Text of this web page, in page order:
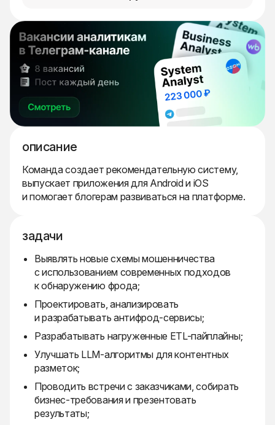
описание
Команда создает рекомендательную систему,
выпускает приложения для Android и iOS
и помогает блогерам развиваться на платформе.
задачи
Выявлять новые схемы мошенничества
с использованием современных подходов
к обнаружению фрода;
Проектировать, анализировать
и разрабатывать антифрод-сервисы;
Разрабатывать нагруженные ETL-пайплайны;
Улучшать LLM-алгоритмы для контентных
разметок;
Проводить встречи с заказчиками, собирать
бизнес-требования и презентовать
результаты;